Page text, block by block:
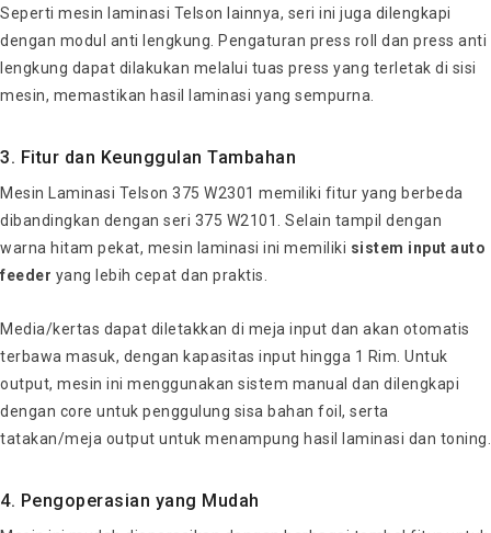
Seperti mesin laminasi Telson lainnya, seri ini juga dilengkapi
dengan modul anti lengkung. Pengaturan press roll dan press anti
lengkung dapat dilakukan melalui tuas press yang terletak di sisi
mesin, memastikan hasil laminasi yang sempurna.
3. Fitur dan Keunggulan Tambahan
Mesin Laminasi Telson 375 W2301 memiliki fitur yang berbeda
dibandingkan dengan seri 375 W2101. Selain tampil dengan
warna hitam pekat, mesin laminasi ini memiliki sistem input auto
feeder yang lebih cepat dan praktis.
Media/kertas dapat diletakkan di meja input dan akan otomatis
terbawa masuk, dengan kapasitas input hingga 1 Rim. Untuk
output, mesin ini menggunakan sistem manual dan dilengkapi
dengan core untuk penggulung sisa bahan foil, serta
tatakan/meja output untuk menampung hasil laminasi dan toning.
4. Pengoperasian yang Mudah